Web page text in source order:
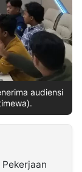
audiensi